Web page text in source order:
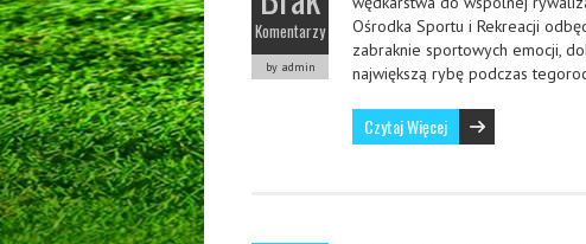
Komentarzy
by admin
Ośrodka Sportu i Rekreacji
zabraknie sportowych emocji,
największą rybę podczas
Czytaj Więcej